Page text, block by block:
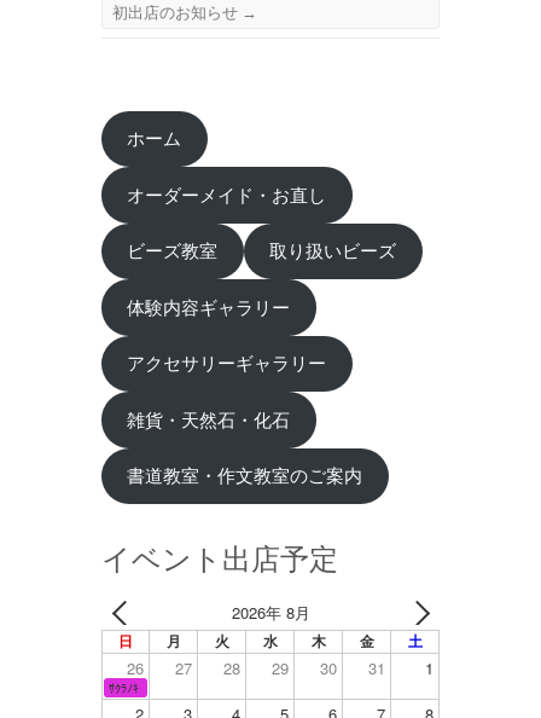
初出店のお知らせ →
ホーム
オーダーメイド・お直し
ビーズ教室 取り扱いビーズ
体験内容ギャラリー
アクセサリーギャラリー
雑貨・天然石・化石
書道教室・作文教室のご案内
イベント出店予定
2026年 8月
日 月 火 水 木 金 土
26 27 28 29 30 31 1
ｻｸﾗﾉｷ